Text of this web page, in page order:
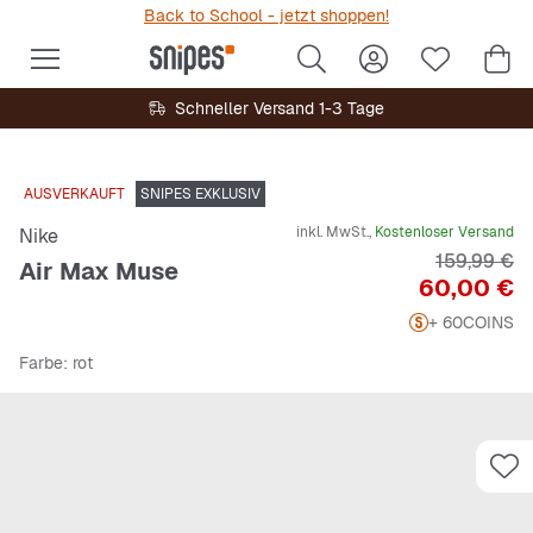
Back to School - jetzt shoppen!
Schneller Versand 1-3 Tage
AUSVERKAUFT SNIPES EXKLUSIV
Nike
Air Max Muse
inkl. MwSt., Kostenloser Versand
Preis
60,00 €
159,99 €
+ 60COINS
Farbe: rot